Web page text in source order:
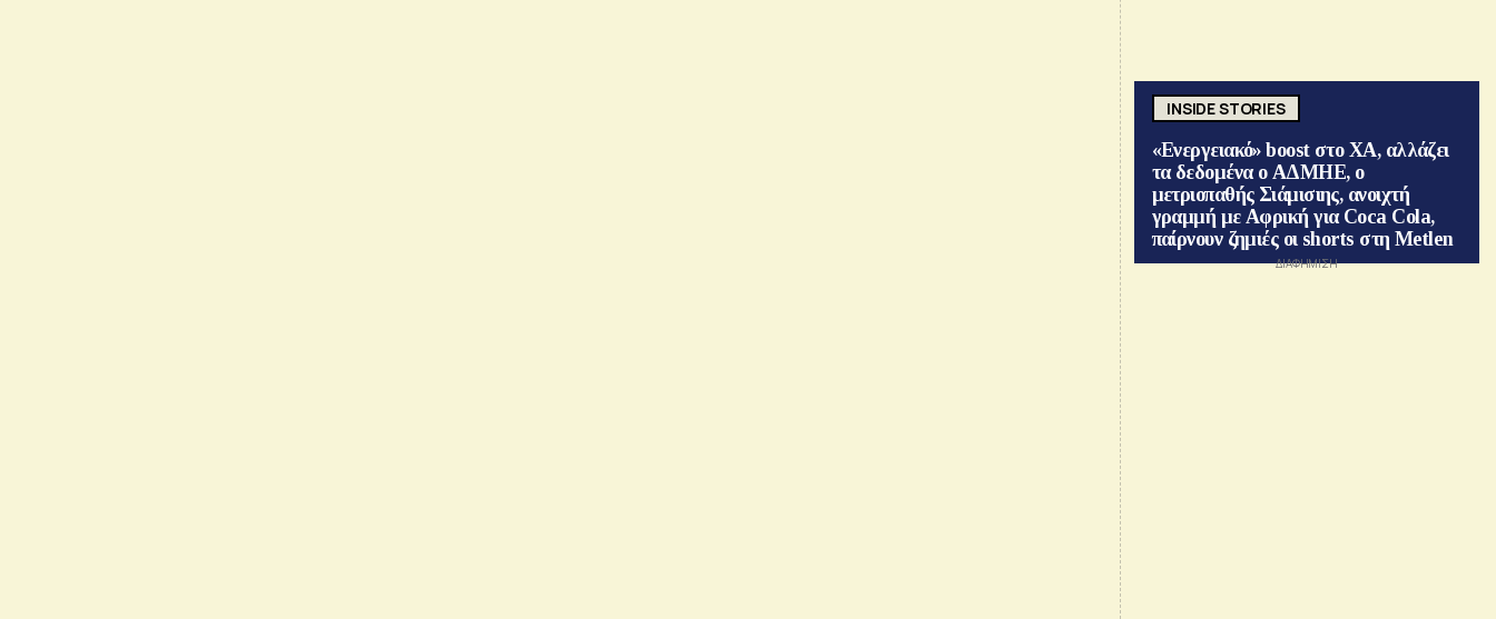
INSIDE STORIES
«Ενεργειακό» boost στο ΧΑ, αλλάζει
τα δεδομένα ο ΑΔΜΗΕ, ο
μετριοπαθής Σιάμισιης, ανοιχτή
γραμμή με Αφρική για Coca Cola,
παίρνουν ζημιές οι shorts στη Metlen